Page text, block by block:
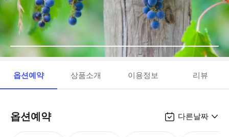
옵션예약 상품소개 이용정보 리뷰
옵션예약 다른날짜